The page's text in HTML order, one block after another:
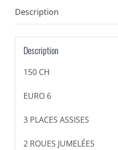
Description
Description
150 CH
EURO 6
3 PLACES ASSISES
2 ROUES JUMELÉES